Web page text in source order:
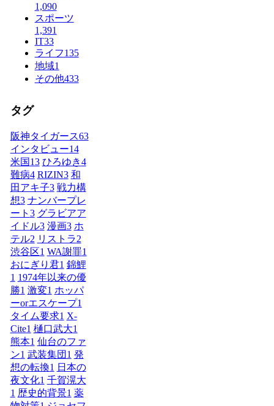
1,090
スポーツ
1,391
IT33
ライフ135
地域1
その他433
タグ
阪神タイガース63
インタビュー14
米国13 ひろゆき4
難病4 RIZIN3 和
田アキ子3 戦力構
想3 ナンバープレ
ート 3 グラビアア
イドル3 漫画3 ホ
テル2 リストラ2
渋谷区1 WA謝罪1
おにぎり君1 錦鯉
1 1974年以来の優
勝1 激変1 ホッパ
ーorエスケープ1
タイム要求1 X-
Cite1 樋口武大1
熊本1 仙台のファ
ン1 武装集団 1 発
想の転換1 日本の
夜文化1 千賀滉大
1 歴史的背景1 薬